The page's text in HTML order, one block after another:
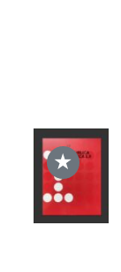
★
DODAJ
DO
KOSZYKA
/
SZCZEGÓŁY